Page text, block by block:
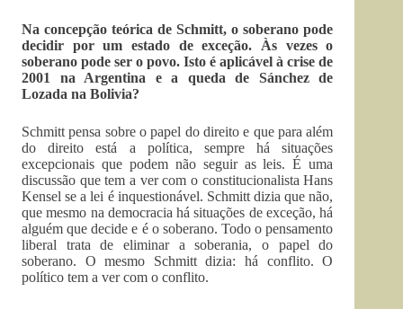
Na concepção teórica de Schmitt, o soberano pode
decidir por um estado de exceção. Às vezes o
soberano pode ser o povo. Isto é aplicável à crise de
2001 na Argentina e a queda de Sánchez de
Lozada na Bolivia?
Schmitt pensa sobre o papel do direito e que para além
do direito está a política, sempre há situações
excepcionais que podem não seguir as leis. É uma
discussão que tem a ver com o constitucionalista Hans
Kensel se a lei é inquestionável. Schmitt dizia que não,
que mesmo na democracia há situações de exceção, há
alguém que decide e é o soberano. Todo o pensamento
liberal trata de eliminar a soberania, o papel do
soberano. O mesmo Schmitt dizia: há conflito. O
político tem a ver com o conflito.